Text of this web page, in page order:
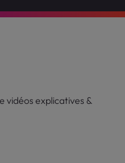
vidéos explicatives &